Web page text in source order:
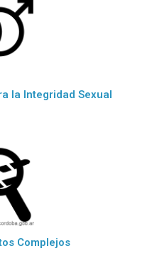
la Integridad Sexual
Complejos